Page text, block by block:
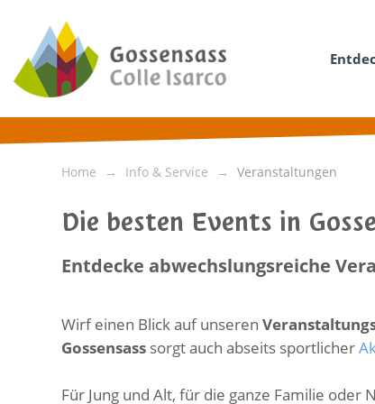
Home Info & Service Veranstaltungen
Die besten Events in
Entdecke abwechslungsreiche
Wirf einen Blick auf unseren
Gossensass sorgt auch abseits sportlicher
Für Jung und Alt, für die ganze Familie oder